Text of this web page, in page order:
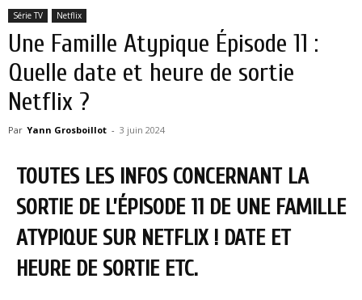
Série TV Netflix
Une Famille Atypique Épisode 11 :
Quelle date et heure de sortie
Netflix ?
Par Yann Grosboillot - 3 juin 2024
TOUTES LES INFOS CONCERNANT LA
SORTIE DE L’ÉPISODE 11 DE UNE FAMILLE
ATYPIQUE SUR NETFLIX ! DATE ET
HEURE DE SORTIE ETC.